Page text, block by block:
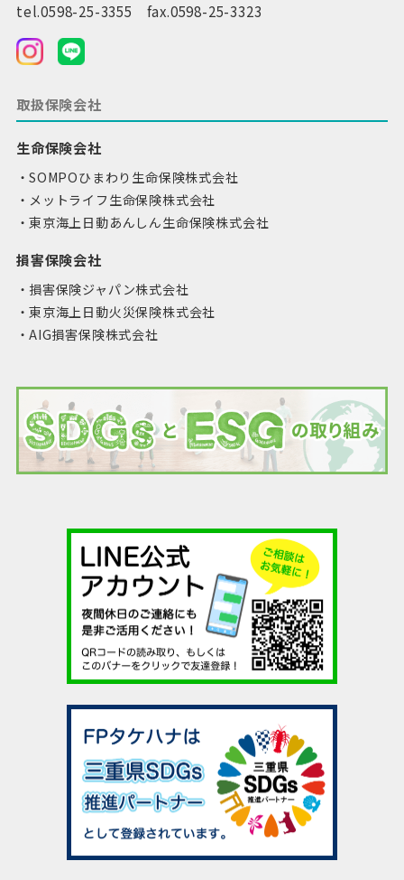
tel.0598-25-3355 fax.0598-25-3323
取扱保険会社
生命保険会社
SOMPOひまわり生命保険株式会社
メットライフ生命保険株式会社
東京海上日動あんしん生命保険株式会社
損害保険会社
損害保険ジャパン株式会社
東京海上日動火災保険株式会社
AIG損害保険株式会社